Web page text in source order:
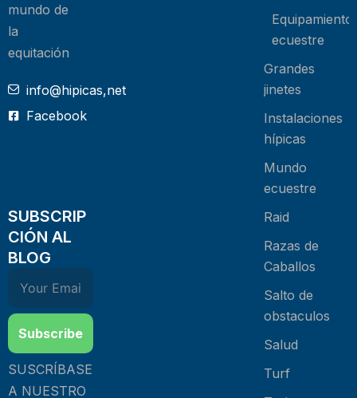
mundo de
la
equitación
info@hipicas,net
Facebook
SUBSCRIP
CIÓN AL
BLOG
Subscribe
SUSCRÍBASE
A NUESTRO
Equipamiento
ecuestre
Grandes
jinetes
Instalaciones
hípicas
Mundo
ecuestre
Raid
Razas de
Caballos
Salto de
obstaculos
Salud
Turf